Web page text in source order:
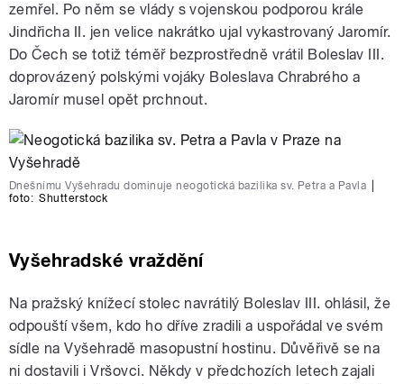
zemřel. Po něm se vlády s vojenskou podporou krále
Jindřicha II. jen velice nakrátko ujal vykastrovaný Jaromír.
Do Čech se totiž téměř bezprostředně vrátil Boleslav III.
doprovázený polskými vojáky Boleslava Chrabrého a
Jaromír musel opět prchnout.
Dnešnímu Vyšehradu dominuje neogotická bazilika sv. Petra a Pavla
foto: Shutterstock
Vyšehradské vraždění
Na pražský knížecí stolec navrátilý Boleslav III. ohlásil, že
odpouští všem, kdo ho dříve zradili a uspořádal ve svém
sídle na Vyšehradě masopustní hostinu. Důvěřivě se na
ni dostavili i Vršovci. Někdy v předchozích letech zajali